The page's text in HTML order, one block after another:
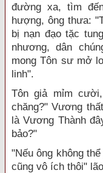
đường xa, tìm
hượng, ông thưa:
bị nạn đạo tặc
nhương, dân
mong Tôn sư mở
linh".
Tôn giả mỉm
chăng?" Vương
là Vương Thành
bảo?"
"Nếu ông không
cũng vô ích thôi"